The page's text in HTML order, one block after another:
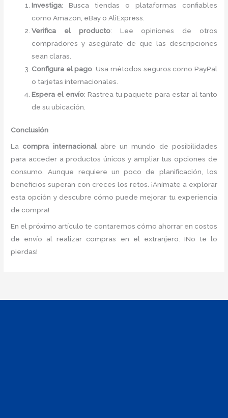
Investiga: Busca tiendas o plataformas confiables
como Amazon, eBay o AliExpress.
Verifica el producto: Lee opiniones de otros
compradores y asegúrate de que las descripciones
sean claras.
Configura el pago: Usa métodos seguros como PayPal
o tarjetas internacionales.
Espera el envío: Rastrea tu paquete para estar al tanto
de su ubicación.
Conclusión
La compra internacionalabre un mundo de posibilidades
para acceder a productos únicos y ampliar tus opciones de
consumo. Aunque requiere un poco de planificación, los
beneficios superan con creces los retos. ¡Anímate a explorar
esta opción y descubre cómo puede mejorar tu experiencia
de compra!
En el próximo artículo te contaremos cómo ahorrar en costos
de envío al realizar compras en el extranjero. ¡No te lo
pierdas!